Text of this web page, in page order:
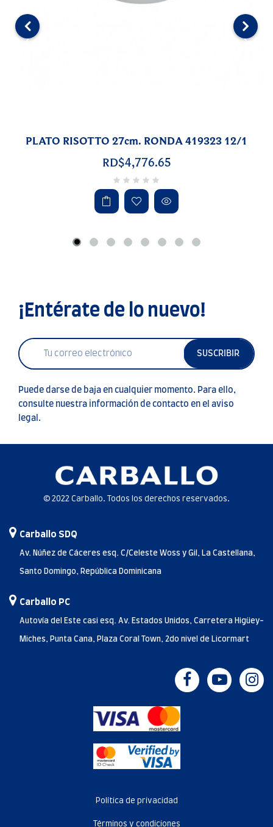
12/1 PLATO LLANO 25cm. EBRO 402810
RD$6,048.79
‹ ›
¡Entérate de lo nuevo!
SUSCRIBIR
Puede darse de baja en cualquier momento. Para ello,
consulte nuestra información de contacto en el aviso
legal.
© 2022 Carballo. Todos los derechos reservados.
Carballo SDQ
Av. Núñez de Cáceres esq. C/Celeste Woss y Gil, La Castellana,
Santo Domingo, República Dominicana
Carballo PC
Autovía del Este casi esq. Av. Estados Unidos, Carretera Higüey-
Miches, Punta Cana, Plaza Coral Town, 2do nivel de Licormart
Política de privacidad
Términos y condiciones